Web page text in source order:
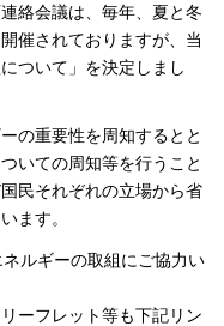
絡会議は、毎年、夏と冬
催されておりますが、当
ついて」を決定しまし
の重要性を周知するとと
いての周知等を行うこと
民それぞれの立場から省
ます。
ルギーの取組にご協力い
ーフレット等も下記リン